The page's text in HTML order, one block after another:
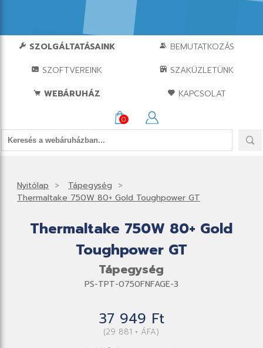
SZOLGÁLTATÁSAINK
BEMUTATKOZÁS
SZOFTVEREINK
SZAKÜZLETÜNK
WEBÁRUHÁZ
KAPCSOLAT
0
Nyitólap
Tápegység
Thermaltake 750W 80+ Gold Toughpower GT
Thermaltake 750W 80+ Gold
Toughpower GT
Tápegység
PS-TPT-0750FNFAGE-3
37 949 Ft
(29 881 + ÁFA)